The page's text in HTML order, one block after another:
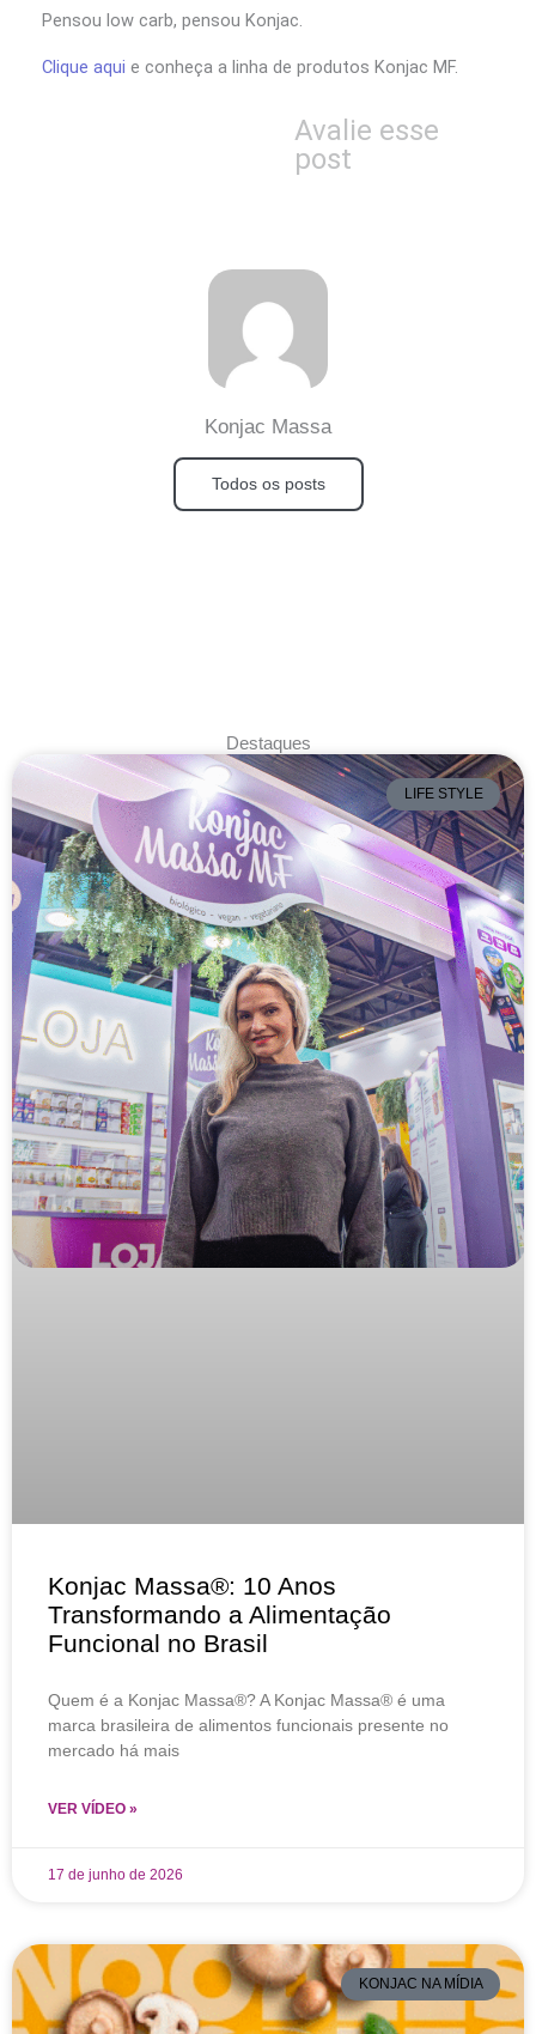
Pensou low carb, pensou Konjac.
Clique aqui e conheça a linha de produtos Konjac MF.
Avalie esse
post
Konjac Massa
Todos os posts
Destaques
LIFE STYLE
Konjac Massa®: 10 Anos
Transformando a Alimentação
Funcional no Brasil
Quem é a Konjac Massa®? A Konjac Massa® é uma
marca brasileira de alimentos funcionais presente no
mercado há mais
VER VÍDEO »
17 de junho de 2026
KONJAC NA MÍDIA